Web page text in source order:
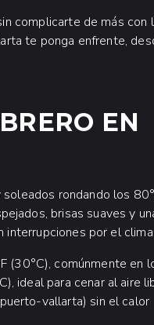
complicarte de más con
te ponga enfrente,
EN
rondando los
brisas suaves y
interrupciones por el clima.
(30°C), comúnmente en
ideal para cenar al aire
vallarta) sin el calor